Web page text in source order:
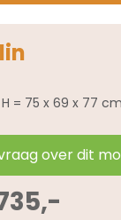
= 75 x 69 x 77 cm
over dit